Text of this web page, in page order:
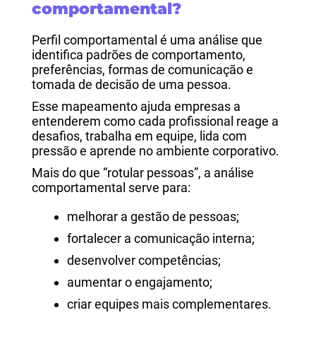
comportamental?
Perfil comportamental é uma análise que
identifica padrões de comportamento,
preferências, formas de comunicação e
tomada de decisão de uma pessoa.
Esse mapeamento ajuda empresas a
entenderem como cada profissional reage a
desafios, trabalha em equipe, lida com
pressão e aprende no ambiente corporativo.
Mais do que “rotular pessoas”, a análise
comportamental serve para:
melhorar a gestão de pessoas;
fortalecer a comunicação interna;
desenvolver competências;
aumentar o engajamento;
criar equipes mais complementares.